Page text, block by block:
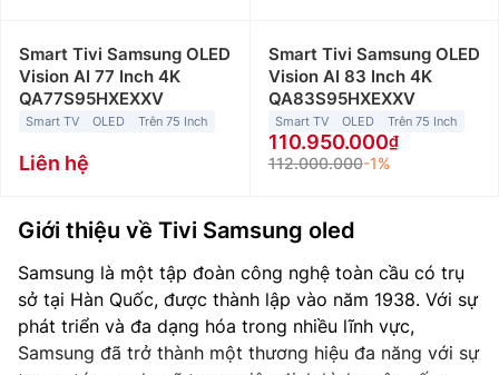
Smart Tivi Samsung OLED
Vision AI 77 Inch 4K
QA77S95HXEXXV
Smart TV OLED Trên 75 Inch
Liên hệ
Smart Tivi Samsung OLED
Vision AI 83 Inch 4K
QA83S95HXEXXV
Smart TV OLED Trên 75 Inch
110.950.000
112.000.000-1%
Giới thiệu về Tivi Samsung oled
Samsung là một tập đoàn công nghệ toàn cầu có trụ
sở tại Hàn Quốc, được thành lập vào năm 1938. Với sự
phát triển và đa dạng hóa trong nhiều lĩnh vực,
Samsung đã trở thành một thương hiệu đa năng với sự